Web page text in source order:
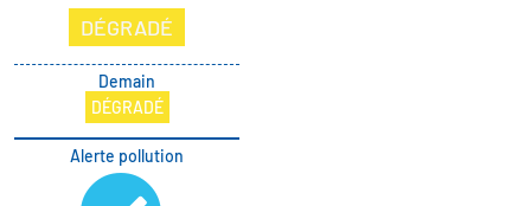
DÉGRADÉ
Demain
DÉGRADÉ
Alerte pollution